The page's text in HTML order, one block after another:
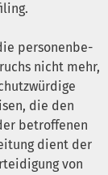
per­so­nen­be­
nicht mehr,
die den
betrof­fe­nen
dient der
von